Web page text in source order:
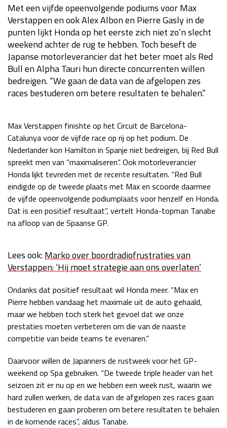
GP MEXICO 2026 30 okt - 01 nov
Kwalificatie
za 19:00 - 20:00
Race
zo 18:00 - 20:00
LAS VEGAS GRAND PRIX 2026 20 - 22 nov
Kwalificatie
za 05:00 - 06:00
Race
zo 05:00 - 07:00
GP QATAR 2026
Kwalificatie
za 19:00 - 20:00
GP ABU DHABI 2026 04 - 06 dec
Kwalificatie
za 15:00 - 16:00
Race
zo 14:00 - 16:00
Met een vijfde opeenvolgende podiums voor Max
Verstappen en ook Alex Albon en Pierre Gasly in de
punten lijkt Honda op het eerste zich niet zo’n slecht
weekend achter de rug te hebben. Toch beseft de
Japanse motorleverancier dat het beter moet als Red
Bull en Alpha Tauri hun directe concurrenten willen
bedreigen. “We gaan de data van de afgelopen zes
races bestuderen om betere resultaten te behalen.”
Max Verstappen finishte op het Circuit de Barcelona-
Catalunya voor de vijfde race op rij op het podium. De
Nederlander kon Hamilton in Spanje niet bedreigen, bij Red Bull
spreekt men van “maximaliseren”. Ook motorleverancier
Honda lijkt tevreden met de recente resultaten. “Red Bull
eindigde op de tweede plaats met Max en scoorde daarmee
de vijfde opeenvolgende podiumplaats voor henzelf en Honda.
Dat is een positief resultaat”, vertelt Honda-topman Tanabe
na afloop van de Spaanse GP.
Lees ook:Marko over boordradiofrustraties van
Verstappen: ‘Hij moet strategie aan ons overlaten’
Ondanks dat positief resultaat wil Honda meer. “Max en
Pierre hebben vandaag het maximale uit de auto gehaald,
maar we hebben toch sterk het gevoel dat we onze
prestaties moeten verbeteren om die van de naaste
competitie van beide teams te evenaren.”
Daarvoor willen de Japanners de rustweek voor het GP-
weekend op Spa gebruiken. “De tweede triple header van het
seizoen zit er nu op en we hebben een week rust, waarin we
hard zullen werken, de data van de afgelopen zes races gaan
bestuderen en gaan proberen om betere resultaten te behalen
in de komende races”, aldus Tanabe.